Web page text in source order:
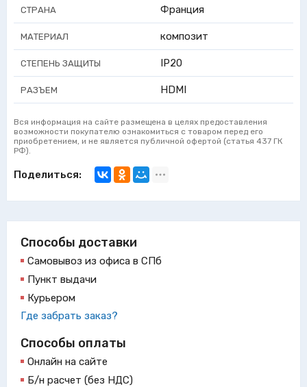
СТРАНА Франция
МАТЕРИАЛ композит
СТЕПЕНЬ ЗАЩИТЫ IP20
РАЗЪЕМ HDMI
Вся информация на сайте размещена в целях предоставления
возможности покупателю ознакомиться с товаром перед его
приобретением, и не является публичной офертой (статья 437 ГК
РФ).
Поделиться:
Способы доставки
Самовывоз из офиса в СПб
Пункт выдачи
Курьером
Где забрать заказ?
Способы оплаты
Онлайн на сайте
Б/н расчет (без НДС)